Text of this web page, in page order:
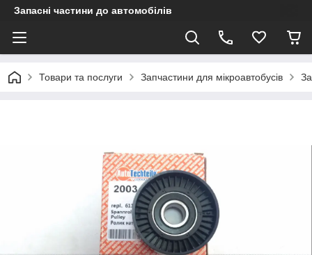
Запасні частини до автомобілів
Товари та послуги Запчастини для мікроавтобусів